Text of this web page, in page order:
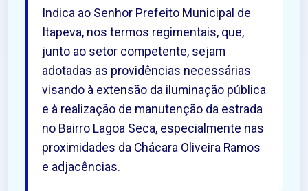
Indica ao Senhor Prefeito Municipal de
Itapeva, nos termos regimentais, que,
junto ao setor competente, sejam
adotadas as providências necessárias
visando à extensão da iluminação pública
e à realização de manutenção da estrada
no Bairro Lagoa Seca, especialmente nas
proximidades da Chácara Oliveira Ramos
e adjacências.